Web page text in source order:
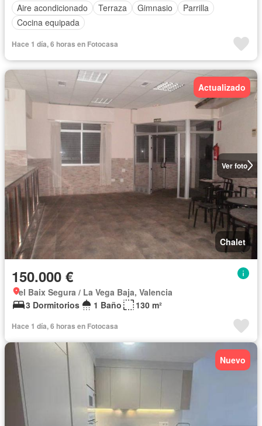
Aire acondicionado
Terraza Gimnasio
Parrilla
Cocina equipada
Hace 1 día, 6 horas en Fotocasa
Ver foto
Actualizado
Chalet
150.000 €
el Baix Segura / La Vega Baja, Valencia
3 Dormitorios
1 Baño 130 m²
Hace 1 día, 6 horas en Fotocasa
Nuevo